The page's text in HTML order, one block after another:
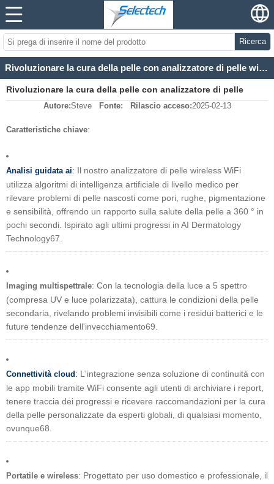
Ricerca
Rivoluzionare la cura della pelle con analizzatore di pelle wifiless wifi alimentata dall'intelligenza artificiale
Rivoluzionare la cura della pelle con analizzatore di pelle
wifiless wifi alimentata dall'intelligenza artificiale
Autore:Steve Fonte: Rilascio acceso:2025-02-13
Caratteristiche chiave:
Analisi guidata ai: Il nostro analizzatore di pelle wireless WiFi
utilizza algoritmi di intelligenza artificiale di livello medico per
rilevare problemi di pelle nascosti come pori, rughe, pigmentazione
e sensibilità, offrendo un rapporto sulla salute della pelle a 360 ° in
pochi secondi. Ispirato agli ultimi progressi in AI Dermatology
Technology67.
Imaging multispettrale: Con la tecnologia della luce a 5 spettro
(compresa UV e luce polarizzata), cattura le condizioni della pelle
secondaria, rivelando problemi invisibili come i residui batterici e le
future tendenze dell'invecchiamento69.
Connettività cloud : L'integrazione senza soluzione di continuità con
le app mobili tramite WiFi consente agli utenti di archiviare i report,
tenere traccia dei progressi e ricevere raccomandazioni per la cura
della pelle personalizzate da esperti globali, di qualsiasi momento,
ovunque68.
Portatile e wireless: Progettato per uso domestico e professionale, il